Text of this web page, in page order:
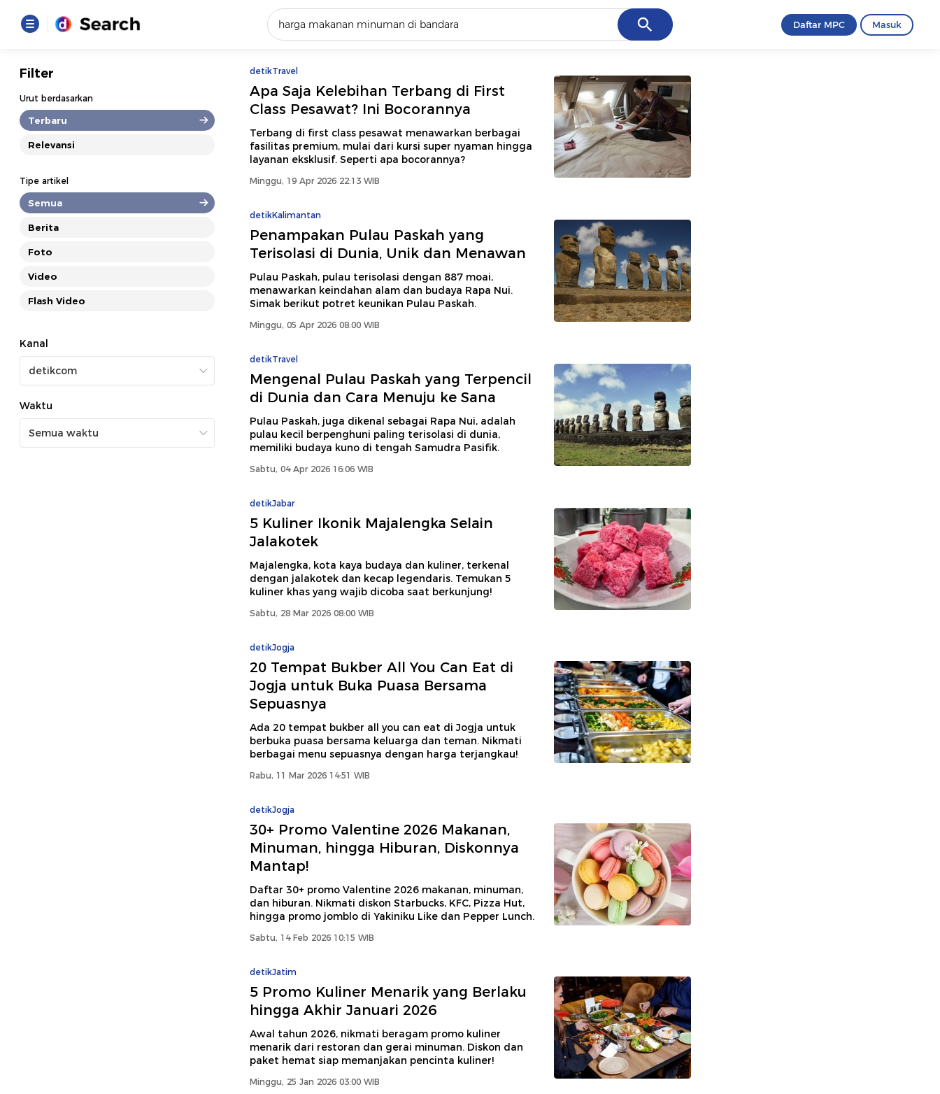
Cancel
Loading...
Promoted
Loading...
Daftar MPC Masuk
Filter
Urut berdasarkan
Terbaru
Relevansi
Tipe artikel
Semua
Berita
Foto
Video
Flash Video
Kanal
Waktu
detikTravel
Apa Saja Kelebihan Terbang di First
Class Pesawat? Ini Bocorannya
Terbang di first class pesawat menawarkan berbagai
fasilitas premium, mulai dari kursi super nyaman hingga
layanan eksklusif. Seperti apa bocorannya?
Minggu, 19 Apr 2026 22:13 WIB
detikKalimantan
Penampakan Pulau Paskah yang
Terisolasi di Dunia, Unik dan Menawan
Pulau Paskah, pulau terisolasi dengan 887 moai,
menawarkan keindahan alam dan budaya Rapa Nui.
Simak berikut potret keunikan Pulau Paskah.
Minggu, 05 Apr 2026 08:00 WIB
detikTravel
Mengenal Pulau Paskah yang Terpencil
di Dunia dan Cara Menuju ke Sana
Pulau Paskah, juga dikenal sebagai Rapa Nui, adalah
pulau kecil berpenghuni paling terisolasi di dunia,
memiliki budaya kuno di tengah Samudra Pasifik.
Sabtu, 04 Apr 2026 16:06 WIB
detikJabar
5 Kuliner Ikonik Majalengka Selain
Jalakotek
Majalengka, kota kaya budaya dan kuliner, terkenal
dengan jalakotek dan kecap legendaris. Temukan 5
kuliner khas yang wajib dicoba saat berkunjung!
Sabtu, 28 Mar 2026 08:00 WIB
detikJogja
20 Tempat Bukber All You Can Eat di
Jogja untuk Buka Puasa Bersama
Sepuasnya
Ada 20 tempat bukber all you can eat di Jogja untuk
berbuka puasa bersama keluarga dan teman. Nikmati
berbagai menu sepuasnya dengan harga terjangkau!
Rabu, 11 Mar 2026 14:51 WIB
detikJogja
30+ Promo Valentine 2026 Makanan,
Minuman, hingga Hiburan, Diskonnya
Mantap!
Daftar 30+ promo Valentine 2026 makanan, minuman,
dan hiburan. Nikmati diskon Starbucks, KFC, Pizza Hut,
hingga promo jomblo di Yakiniku Like dan Pepper Lunch.
Sabtu, 14 Feb 2026 10:15 WIB
detikJatim
5 Promo Kuliner Menarik yang Berlaku
hingga Akhir Januari 2026
Awal tahun 2026, nikmati beragam promo kuliner
menarik dari restoran dan gerai minuman. Diskon dan
paket hemat siap memanjakan pencinta kuliner!
Minggu, 25 Jan 2026 03:00 WIB